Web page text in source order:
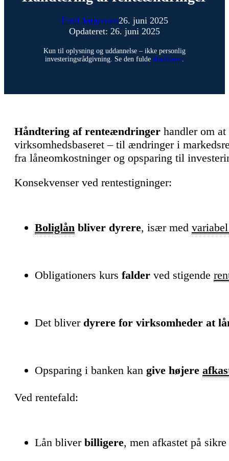
Emil Jørgensen26. juni 2025
Opdateret: 26. juni 2025
Kun til oplysning og uddannelse – ikke personlig
investeringsrådgivning. Se den fulde disclaimer.
Håndtering af renteændringer handler om
virksomhedsbaseret – til ændringer i
fra låneomkostninger og opsparing til
Konsekvenser ved rentestigninger:
Boliglån bliver dyrere, især med
Obligationers kurs falder ved stigende
Det bliver dyrere for virksomheder at
Opsparing i banken kan give højere
Ved rentefald:
Lån bliver billigere, men afkastet på